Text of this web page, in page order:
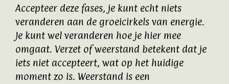
Accepteer deze fases, je kunt echt niets
veranderen aan de groeicirkels van energie.
Je kunt wel veranderen hoe je hier mee
omgaat. Verzet of weerstand betekent dat je
iets niet accepteert, wat op het huidige
moment zo is. Weerstand is een